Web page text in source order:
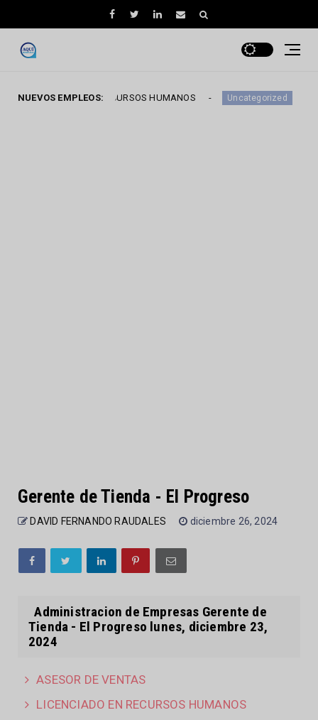
NUEVOS EMPLEOS:
EN RECURSOS HUMANOS Uncategorized DIGITADOR
Gerente de Tienda - El Progreso
DAVID FERNANDO RAUDALES diciembre 26, 2024
Administracion de Empresas Gerente de
Tienda - El Progreso lunes, diciembre 23,
2024
ASESOR DE VENTAS
LICENCIADO EN RECURSOS HUMANOS